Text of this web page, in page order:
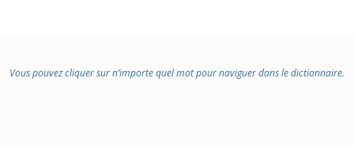
Vous pouvez cliquer sur n’importe quel mot pour naviguer dans le dictionnaire.